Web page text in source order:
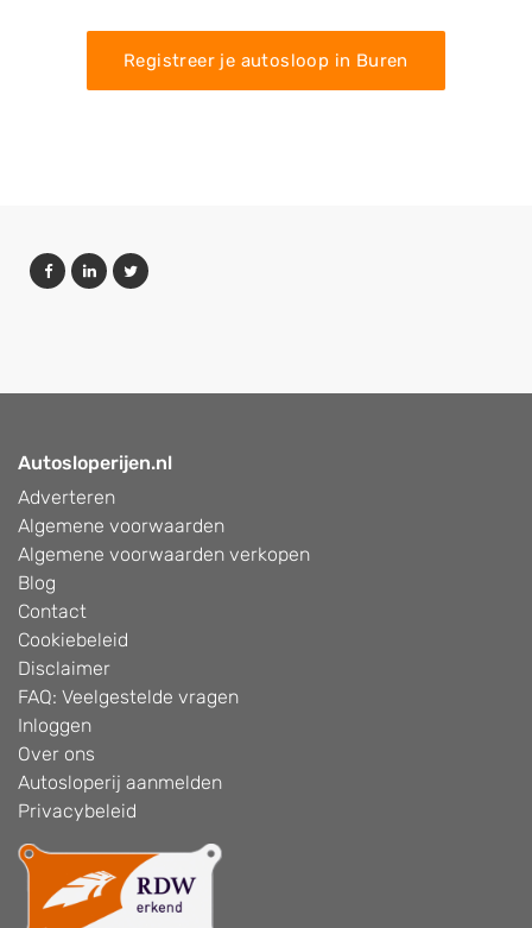
Registreer je autosloop in Buren
Autosloperijen.nl
Adverteren
Algemene voorwaarden
Algemene voorwaarden verkopen
Blog
Contact
Cookiebeleid
Disclaimer
FAQ: Veelgestelde vragen
Inloggen
Over ons
Autosloperij aanmelden
Privacybeleid